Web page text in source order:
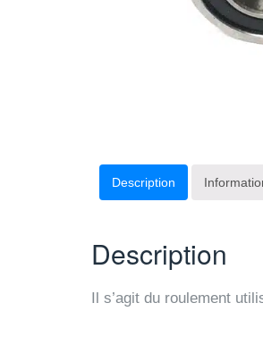
Description
Description
Il s’agit du roulement